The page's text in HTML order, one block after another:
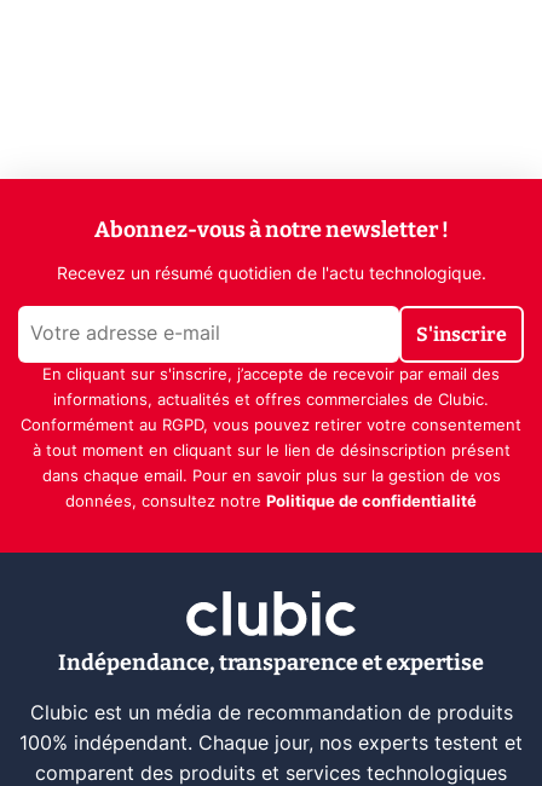
Abonnez-vous à notre newsletter !
Recevez un résumé quotidien de l'actu technologique.
S'inscrire
En cliquant sur s'inscrire, j’accepte de recevoir par email des
informations, actualités et offres commerciales de Clubic.
Conformément au RGPD, vous pouvez retirer votre consentement
à tout moment en cliquant sur le lien de désinscription présent
dans chaque email. Pour en savoir plus sur la gestion de vos
données, consultez notre Politique de confidentialité
Indépendance, transparence et expertise
Clubic est un média de recommandation de produits
100% indépendant. Chaque jour, nos experts testent et
comparent des produits et services technologiques